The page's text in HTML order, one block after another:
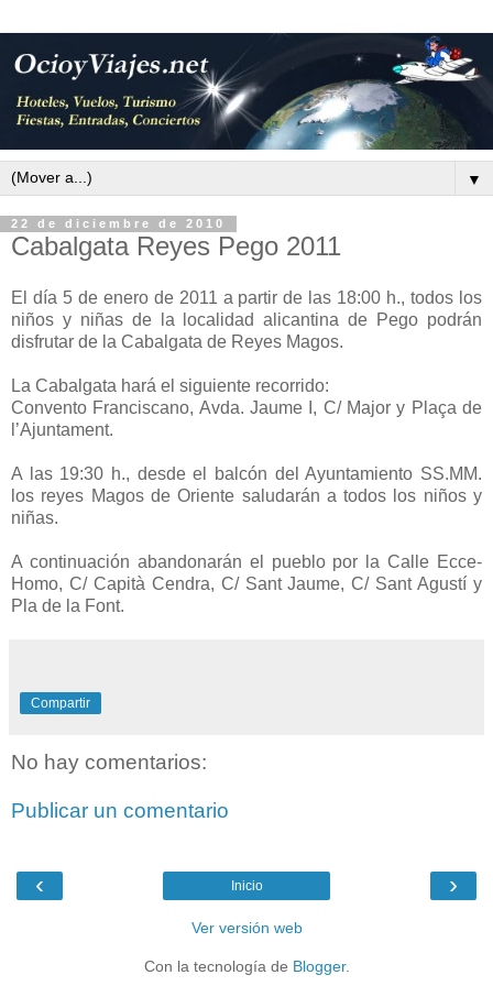
▼
22 de diciembre de 2010
Cabalgata Reyes Pego 2011
El día 5 de enero de 2011 a partir de las 18:00 h., todos los
niños y niñas de la localidad alicantina de Pego podrán
disfrutar de la Cabalgata de Reyes Magos.
La Cabalgata hará el siguiente recorrido:
Convento Franciscano, Avda. Jaume I, C/ Major y Plaça de
l’Ajuntament.
A las 19:30 h., desde el balcón del Ayuntamiento SS.MM.
los reyes Magos de Oriente saludarán a todos los niños y
niñas.
A continuación abandonarán el pueblo por la Calle Ecce-
Homo, C/ Capità Cendra, C/ Sant Jaume, C/ Sant Agustí y
Pla de la Font.
Compartir
No hay comentarios:
Publicar un comentario
‹ ›
Inicio
Ver versión web
Con la tecnología de Blogger.